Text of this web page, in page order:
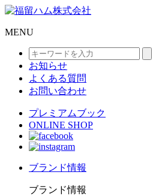
MENU
お知らせ
よくある質問
お問い合わせ
プレミアムブック
ONLINE SHOP
ブランド情報
ブランド情報